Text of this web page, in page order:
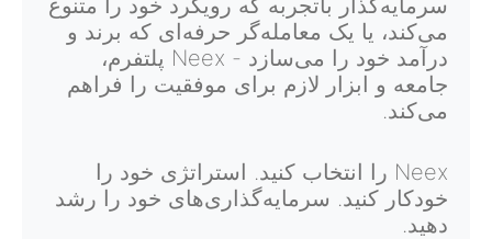
سرمایه‌گذار باتجربه که رویکرد خود را متنوع
می‌کند، یا یک معامله‌گر حرفه‌ای که برند و
درآمد خود را می‌سازد - Neex پلتفرم،
جامعه و ابزار لازم برای موفقیت را فراهم
می‌کند.
Neex را انتخاب کنید. استراتژی خود را
خودکار کنید. سرمایه‌گذاری‌های خود را رشد
دهید.